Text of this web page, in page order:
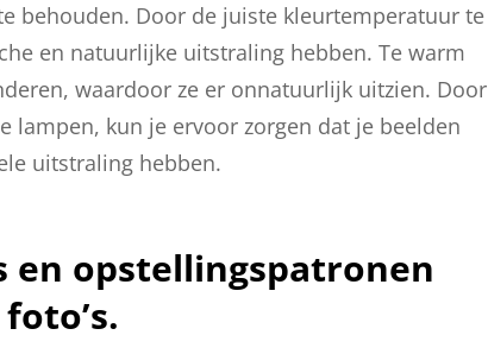
behouden. Door de juiste kleurtemperatuur te
en natuurlijke uitstraling hebben. Te warm
waardoor ze er onnatuurlijk uitzien. Door
lampen, kun je ervoor zorgen dat je beelden
uitstraling hebben.
en opstellingspatronen